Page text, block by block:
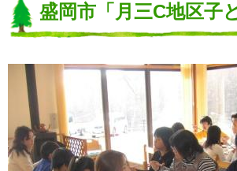
盛岡市「月三C地区子